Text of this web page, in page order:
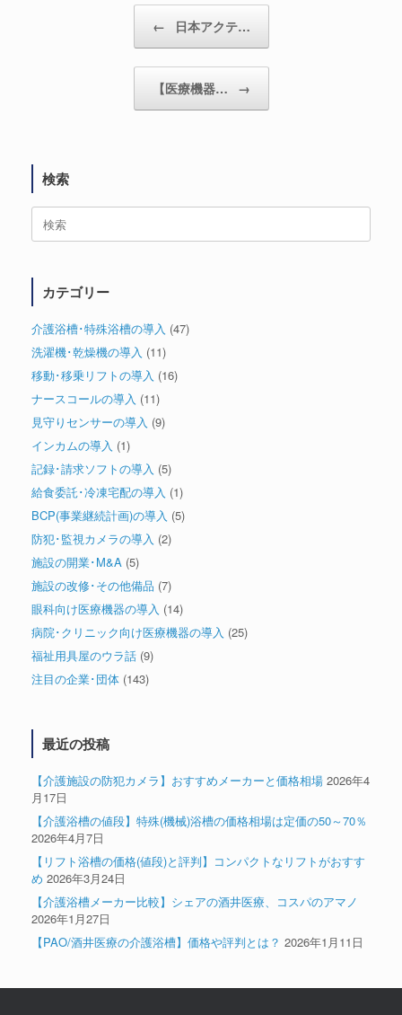
投稿ナビゲーション
← 日本アクテ…
【医療機器… →
検索
検
カテゴリー
介護浴槽･特殊浴槽の導入 (47)
洗濯機･乾燥機の導入 (11)
移動･移乗リフトの導入 (16)
ナースコールの導入 (11)
見守りセンサーの導入 (9)
インカムの導入 (1)
記録･請求ソフトの導入 (5)
給食委託･冷凍宅配の導入 (1)
BCP(事業継続計画)の導入 (5)
防犯･監視カメラの導入 (2)
施設の開業･M&A (5)
施設の改修･その他備品 (7)
眼科向け医療機器の導入 (14)
病院･クリニック向け医療機器の導入 (25)
福祉用具屋のウラ話 (9)
注目の企業･団体 (143)
最近の投稿
【介護施設の防犯カメラ】おすすめメーカーと価格相場 2026年4
月17日
【介護浴槽の値段】特殊(機械)浴槽の価格相場は定価の50～70％
2026年4月7日
【リフト浴槽の価格(値段)と評判】コンパクトなリフトがおすす
め 2026年3月24日
【介護浴槽メーカー比較】シェアの酒井医療、コスパのアマノ
2026年1月27日
【PAO/酒井医療の介護浴槽】価格や評判とは？ 2026年1月11日